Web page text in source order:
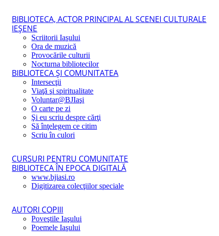
BIBLIOTECA, ACTOR PRINCIPAL AL SCENEI CULTURALE
IEŞENE
Scriitorii Iaşului
Ora de muzică
Provocările culturii
Nocturna bibliotecilor
BIBLIOTECA ŞI COMUNITATEA
Intersecţii
Viaţă şi spiritualitate
Voluntar@BJIaşi
O carte pe zi
Şi eu scriu despre cărţi
Să înţelegem ce citim
Scriu în culori
CURSURI PENTRU COMUNITATE
BIBLIOTECA ÎN EPOCA DIGITALĂ
www.bjiasi.ro
Digitizarea colecţiilor speciale
AUTORI COPIII
Poveştile Iaşului
Poemele Iaşului